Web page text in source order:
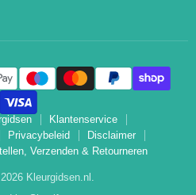
Klantenservice
Privacybeleid
Disclaimer
Verzenden & Retourneren
Kleurgidsen.nl.